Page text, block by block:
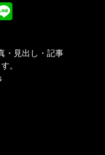
・見出し・記事
。